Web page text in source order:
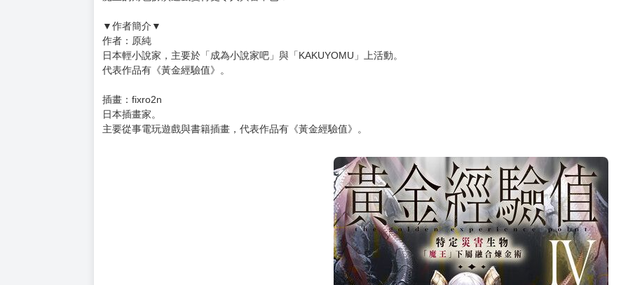
蕾亞結束地下城大改造之後，
緊接著關注的是融合眷屬們的煉金系統！
她接連製造巨大怪物，最後終於生出新的災害生物——神殿巨人（精金塔羅斯）。
就在這時，從前是希爾斯領土的城市遭精靈王國毀滅的消息傳來。
好吧，既然對方故意挑釁，就只好予以回應了。
下一個蹂躪的目標是精靈和天使！
隨著也將巨大眷屬陸續投入實戰，
日本輕小說家，主要於「成為小說家吧」與「KAKUYOMU」上活動。
主要從事電玩遊戲與書籍插畫，代表作品有《黃金經驗值》。